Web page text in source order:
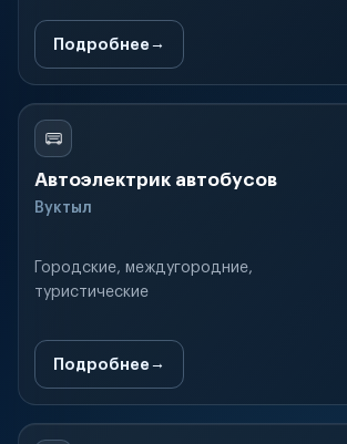
Подробнее
Автоэлектрик автобусов
Вуктыл
Городские, междугородние,
туристические
Подробнее